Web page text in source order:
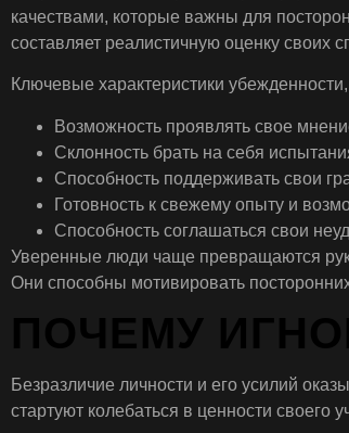
качествами, которые важны для
составляет реалистичную оценку своих
Ключевые характеристики
Возможность проявлять свое
Склонность брать на себя
Способность поддерживать свои
Готовность к свежему опыту и
Способность соглашаться свои
Уверенные люди чаще превращаются
Они способны мотивировать
ПОЧЕМУ
Безразличие личности и его усилий
стартуют колебаться в ценности своего